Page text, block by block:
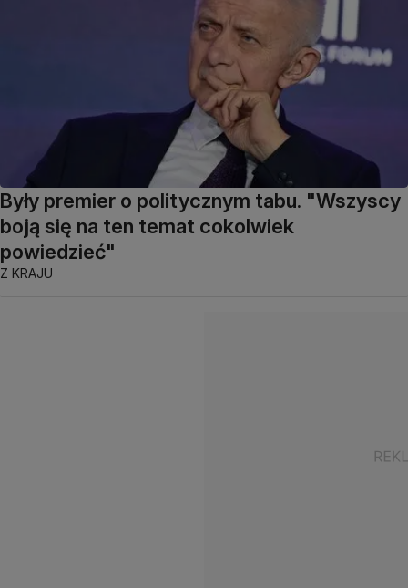
Były premier o politycznym tabu. "Wszyscy
boją się na ten temat cokolwiek
powiedzieć"
Z KRAJU